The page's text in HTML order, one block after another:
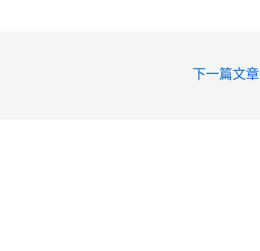
下一篇文章